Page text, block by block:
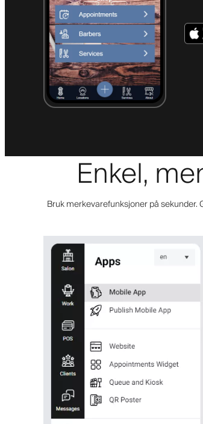
Enkel,
Bruk merkevarefunksjoner på sekunder.